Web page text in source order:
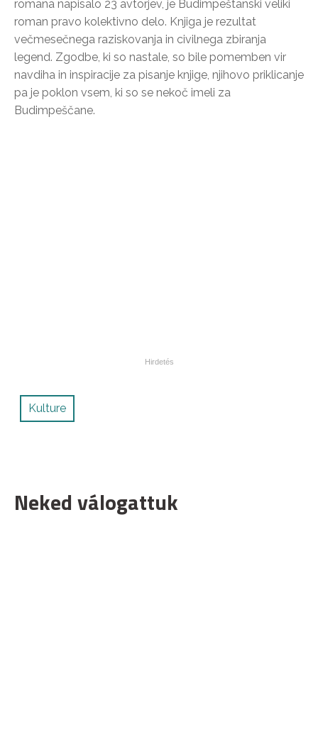
romana napisalo 23 avtorjev, je Budimpeštanski veliki
roman pravo kolektivno delo. Knjiga je rezultat
večmesečnega raziskovanja in civilnega zbiranja
legend. Zgodbe, ki so nastale, so bile pomemben vir
navdiha in inspiracije za pisanje knjige, njihovo priklicanje
pa je poklon vsem, ki so se nekoč imeli za
Budimpeščane.
Kulture
Neked válogattuk